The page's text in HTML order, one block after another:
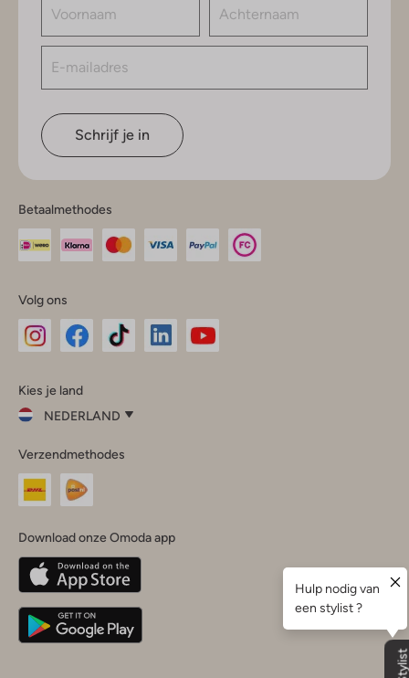
Schrijf je in
Betaalmethodes
Volg ons
InstagramFacebook
Kies je land
NEDERLAND
je
land
Nederland
Belgique(Français)
Deutschland
Verzendmethodes
Download onze Omoda app